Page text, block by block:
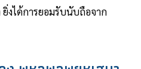
งได้การยอมรับนับถือจาก